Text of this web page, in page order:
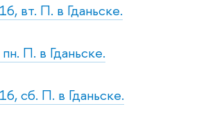
вт. П. в Гданьске.
П. в Гданьске.
сб. П. в Гданьске.